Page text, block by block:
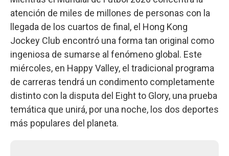
atención de miles de millones de personas con la
llegada de los cuartos de final, el Hong Kong
Jockey Club encontró una forma tan original como
ingeniosa de sumarse al fenómeno global. Este
miércoles, en Happy Valley, el tradicional programa
de carreras tendrá un condimento completamente
distinto con la disputa del Eight to Glory, una prueba
temática que unirá, por una noche, los dos deportes
más populares del planeta.